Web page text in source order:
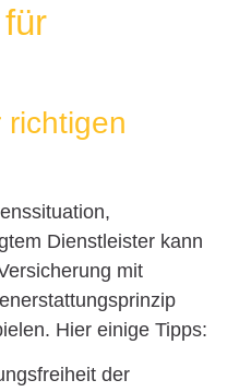
richtigen
Dienstleister kann
mit
Hier einige Tipps:
der